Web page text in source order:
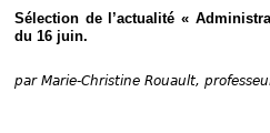
Sélection de l’actualité «
du 16 juin.
par Marie-Christine Rouault,